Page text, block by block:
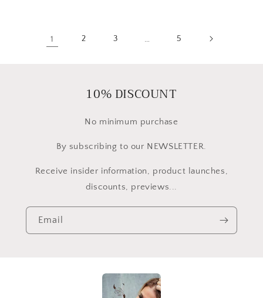
1 2 3 … 5
10% DISCOUNT
No minimum purchase
By subscribing to our NEWSLETTER.
Receive insider information, product launches,
discounts, previews...
Email